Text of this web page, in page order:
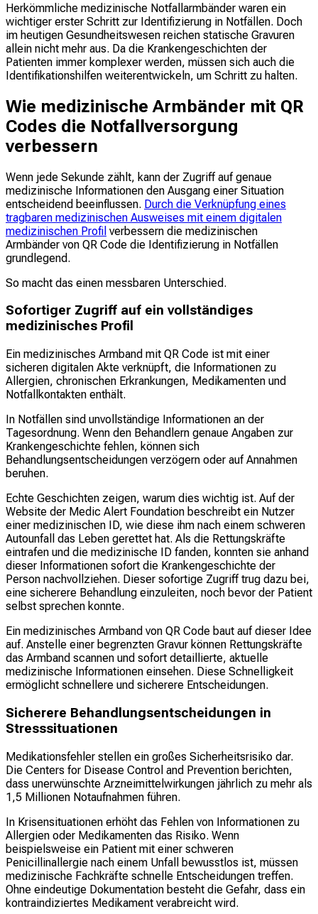
Herkömmliche medizinische Notfallarmbänder waren ein
wichtiger erster Schritt zur Identifizierung in Notfällen. Doch
im heutigen Gesundheitswesen reichen statische Gravuren
allein nicht mehr aus. Da die Krankengeschichten der
Patienten immer komplexer werden, müssen sich auch die
Identifikationshilfen weiterentwickeln, um Schritt zu halten.
Wie medizinische Armbänder mit QR
Codes die Notfallversorgung
verbessern
Wenn jede Sekunde zählt, kann der Zugriff auf genaue
medizinische Informationen den Ausgang einer Situation
entscheidend beeinflussen. Durch die Verknüpfung eines
tragbaren medizinischen Ausweises mit einem digitalen
medizinischen Profil verbessern die medizinischen
Armbänder von QR Code die Identifizierung in Notfällen
grundlegend.
So macht das einen messbaren Unterschied.
Sofortiger Zugriff auf ein vollständiges
medizinisches Profil
Ein medizinisches Armband mit QR Code ist mit einer
sicheren digitalen Akte verknüpft, die Informationen zu
Allergien, chronischen Erkrankungen, Medikamenten und
Notfallkontakten enthält.
In Notfällen sind unvollständige Informationen an der
Tagesordnung. Wenn den Behandlern genaue Angaben zur
Krankengeschichte fehlen, können sich
Behandlungsentscheidungen verzögern oder auf Annahmen
beruhen.
Echte Geschichten zeigen, warum dies wichtig ist. Auf der
Website der Medic Alert Foundation beschreibt ein Nutzer
einer medizinischen ID, wie diese ihm nach einem schweren
Autounfall das Leben gerettet hat. Als die Rettungskräfte
eintrafen und die medizinische ID fanden, konnten sie anhand
dieser Informationen sofort die Krankengeschichte der
Person nachvollziehen. Dieser sofortige Zugriff trug dazu bei,
eine sicherere Behandlung einzuleiten, noch bevor der Patient
selbst sprechen konnte.
Ein medizinisches Armband von QR Code baut auf dieser Idee
auf. Anstelle einer begrenzten Gravur können Rettungskräfte
das Armband scannen und sofort detaillierte, aktuelle
medizinische Informationen einsehen. Diese Schnelligkeit
ermöglicht schnellere und sicherere Entscheidungen.
Sicherere Behandlungsentscheidungen in
Stresssituationen
Medikationsfehler stellen ein großes Sicherheitsrisiko dar.
Die Centers for Disease Control and Prevention berichten,
dass unerwünschte Arzneimittelwirkungen jährlich zu mehr als
1,5 Millionen Notaufnahmen führen.
In Krisensituationen erhöht das Fehlen von Informationen zu
Allergien oder Medikamenten das Risiko. Wenn
beispielsweise ein Patient mit einer schweren
Penicillinallergie nach einem Unfall bewusstlos ist, müssen
medizinische Fachkräfte schnelle Entscheidungen treffen.
Ohne eindeutige Dokumentation besteht die Gefahr, dass ein
kontraindiziertes Medikament verabreicht wird.